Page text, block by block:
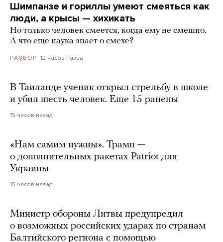
Шимпанзе и гориллы умеют смеяться как
люди, а крысы — хихикать
Но только человек смеется, когда ему не смешно.
А что еще наука знает о смехе?
РАЗБОР 12 часов назад
В Таиланде ученик открыл стрельбу в школе
и убил шесть человек. Еще 15 ранены
15 часов назад
«Нам самим нужны». Трамп —
о дополнительных ракетах Patriot для
Украины
15 часов назад
Министр обороны Литвы предупредил
о возможных российских ударах по странам
Балтийского региона с помощью